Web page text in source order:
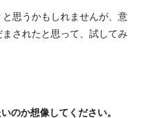
思うかもしれませんが、意
されたと思って、試してみ
のか想像してください。